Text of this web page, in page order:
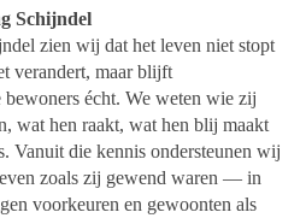
Schijndel
zien wij dat het leven niet stopt
verandert, maar blijft
écht. We weten wie zij
wat hen raakt, wat hen blij maakt
Vanuit die kennis ondersteunen wij
zoals zij gewend waren — in
voorkeuren en gewoonten als